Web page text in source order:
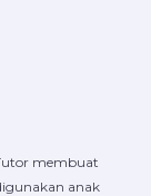
membuat
anak